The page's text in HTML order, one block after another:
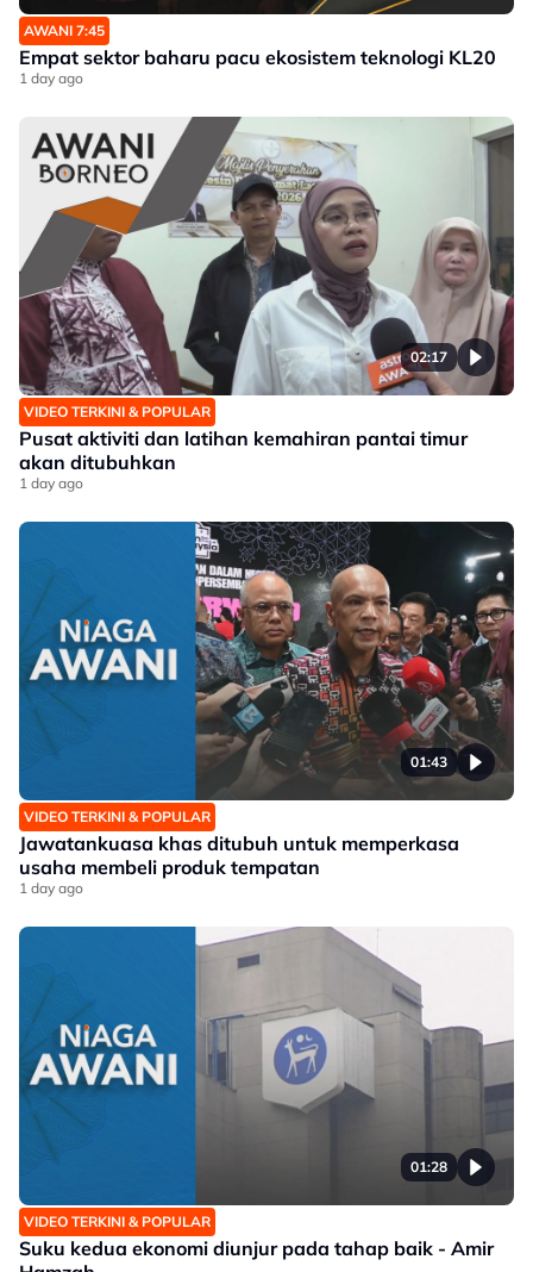
AWANI 7:45
Empat sektor baharu pacu ekosistem teknologi KL20
1 day ago
02:17
VIDEO TERKINI & POPULAR
Pusat aktiviti dan latihan kemahiran pantai timur
akan ditubuhkan
1 day ago
01:43
VIDEO TERKINI & POPULAR
Jawatankuasa khas ditubuh untuk memperkasa
usaha membeli produk tempatan
1 day ago
01:28
VIDEO TERKINI & POPULAR
Suku kedua ekonomi diunjur pada tahap baik - Amir